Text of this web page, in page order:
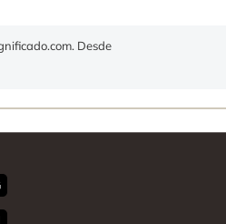
Desde